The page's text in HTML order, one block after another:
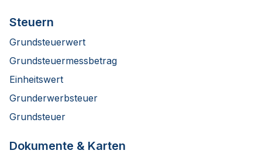
Steuern
Grundsteuerwert
Grundsteuermessbetrag
Einheitswert
Grunderwerbsteuer
Grundsteuer
Dokumente & Karten